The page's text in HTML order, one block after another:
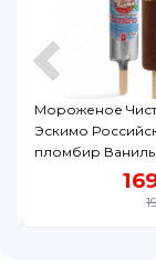
Мороженое
Эскимо
пломбир
глазури 80 г